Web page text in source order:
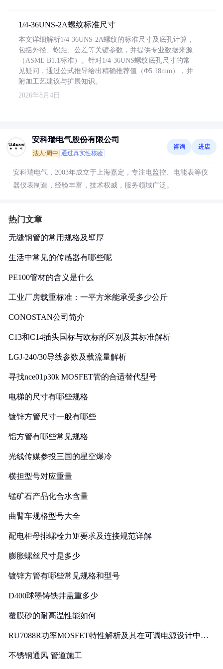
1/4-36UNS-2A螺纹标准尺寸
本文详细解析1/4-36UNS-2A螺纹的标准尺寸及底孔计算，
包括外径、螺距、公差等关键参数，并提供专业数据来源
（ASME B1.1标准）。针对1/4-36UNS螺纹底孔尺寸的常
见疑问，通过公式推导给出精确推荐值（Φ5.18mm），并
附加工艺建议与扩展知识。
2026年8月4日
安科瑞电气股份有限公司
法人:周中 通过真实性核验
咨询 进店
安科瑞电气，2003年成立于上海嘉定，专注电监控、电能表等仪
器仪表制造，经验丰富，技术权威，服务领域广泛。
热门文章
无缝钢管的常用规格及壁厚
生活中常见的传感器有哪些呢
PE100管材的含义是什么
工业厂房载重标准：一平方米能承受多少公斤
CONOSTAN公司简介
C13和C14插头国标与欧标的区别及其标准解析
LGJ-240/30导线参数及载流量解析
寻找nce01p30k MOSFET管的合适替代型号
电梯的尺寸有哪些规格
镀锌方管尺寸一般有哪些
铝方管有哪些常见规格
光线传媒参投三国的星空爆冷
横担型号对应重量
锰矿石产品化合水含量
曲臂车规格型号大全
配电柜母排螺栓力矩要求及连接规范详解
膨胀螺丝尺寸是多少
镀锌方管有哪些常见规格和型号
D400球墨铸铁井盖重多少
覆膜砂的耐高温性能如何
RU7088R功率MOSFET特性解析及其在可调电源设计中的
不锈钢通风 管道施工